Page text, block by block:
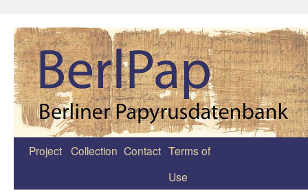
Zum
Project Collection Contact Terms of
Use